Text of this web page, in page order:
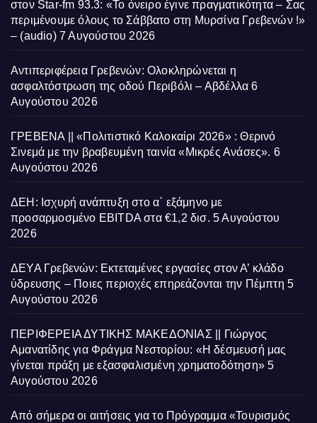
στον Star-fm 93.3: «Το όνειρο έγινε πραγματικότητα – Σας
περιμένουμε όλους το Σάββατο στη Μυρσίνα Γρεβενών !»
– (audio) 7 Αυγούστου 2026
Αντιπεριφέρεια Γρεβενών: Ολοκληρώνεται η
ασφαλτόστρωση της οδού Περιβόλι – Αβδέλλα 6
Αυγούστου 2026
ΓΡΕΒΕΝΑ || «Πολιτιστικό Καλοκαίρι 2026» : Θερινό
Σινεμά με την βραβευμένη ταινία «Μικρές Ανάσες». 6
Αυγούστου 2026
ΔΕΗ: Ισχυρή ανάπτυξη στο α΄ εξάμηνο με
προσαρμοσμένο EBITDA στα €1,2 δισ. 5 Αυγούστου
2026
ΔΕΥΑ Γρεβενών: Εκτεταμένες εργασίες στον Α’ κλάδο
ύδρευσης – Ποιες περιοχές επηρεάζονται την Πέμπτη 5
Αυγούστου 2026
ΠΕΡΙΦΕΡΕΙΑ ΔΥΤΙΚΗΣ ΜΑΚΕΔΟΝΙΑΣ || Γιώργος
Αμανατίδης για Φράγμα Νεστορίου: «Η δέσμευσή μας
γίνεται πράξη με εξασφαλισμένη χρηματοδότηση» 5
Αυγούστου 2026
Από σήμερα οι αιτήσεις για το Πρόγραμμα «Τουρισμός